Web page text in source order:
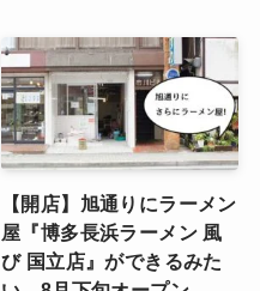
【開店】旭通りにラーメン
屋『博多長浜ラーメン 風
び 国立店』ができるみた